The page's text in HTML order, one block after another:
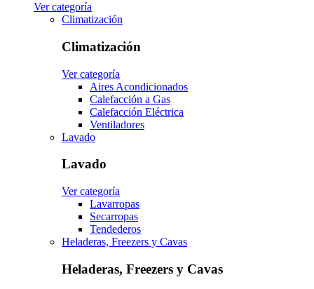
Ver categoría
Climatización
Climatización
Ver categoría
Aires Acondicionados
Calefacción a Gas
Calefacción Eléctrica
Ventiladores
Lavado
Lavado
Ver categoría
Lavarropas
Secarropas
Tendederos
Heladeras, Freezers y Cavas
Heladeras, Freezers y Cavas